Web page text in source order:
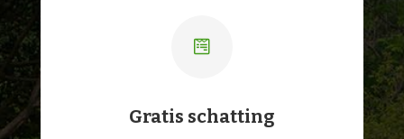

Gratis schatting